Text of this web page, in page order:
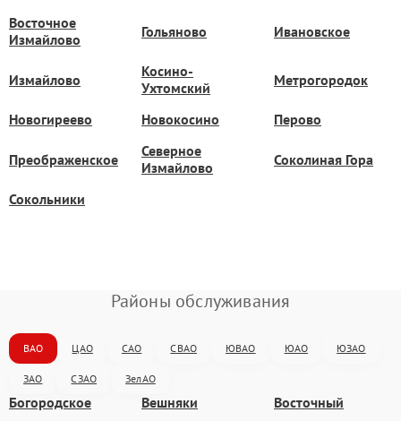
Восточное
Измайлово
Гольяново Ивановское
Измайлово
Косино-
Ухтомский
Метрогородок
Новогиреево Новокосино Перово
Преображенское
Северное
Измайлово
Соколиная Гора
Сокольники
Районы обслуживания
ВАО ЦАО САО СВАО ЮВАО ЮАО ЮЗАО
ЗАО СЗАО ЗелАО
Богородское Вешняки
Восточный